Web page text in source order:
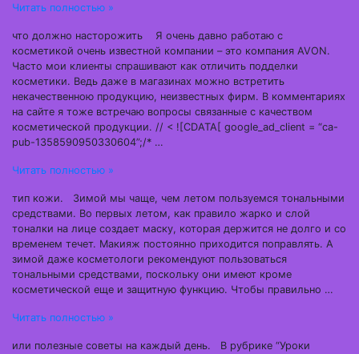
Читать полностью »
что должно насторожить Я очень давно работаю с
косметикой очень известной компании – это компания AVON.
Часто мои клиенты спрашивают как отличить подделки
косметики. Ведь даже в магазинах можно встретить
некачественною продукцию, неизвестных фирм. В комментариях
на сайте я тоже встречаю вопросы связанные с качеством
косметической продукции. // < ![CDATA[ google_ad_client = “ca-
pub-1358590950330604”;/* …
Читать полностью »
тип кожи. Зимой мы чаще, чем летом пользуемся тональными
средствами. Во первых летом, как правило жарко и слой
тоналки на лице создает маску, которая держится не долго и со
временем течет. Макияж постоянно приходится поправлять. А
зимой даже косметологи рекомендуют пользоваться
тональными средствами, поскольку они имеют кроме
косметической еще и защитную функцию. Чтобы правильно …
Читать полностью »
или полезные советы на каждый день. В рубрике “Уроки